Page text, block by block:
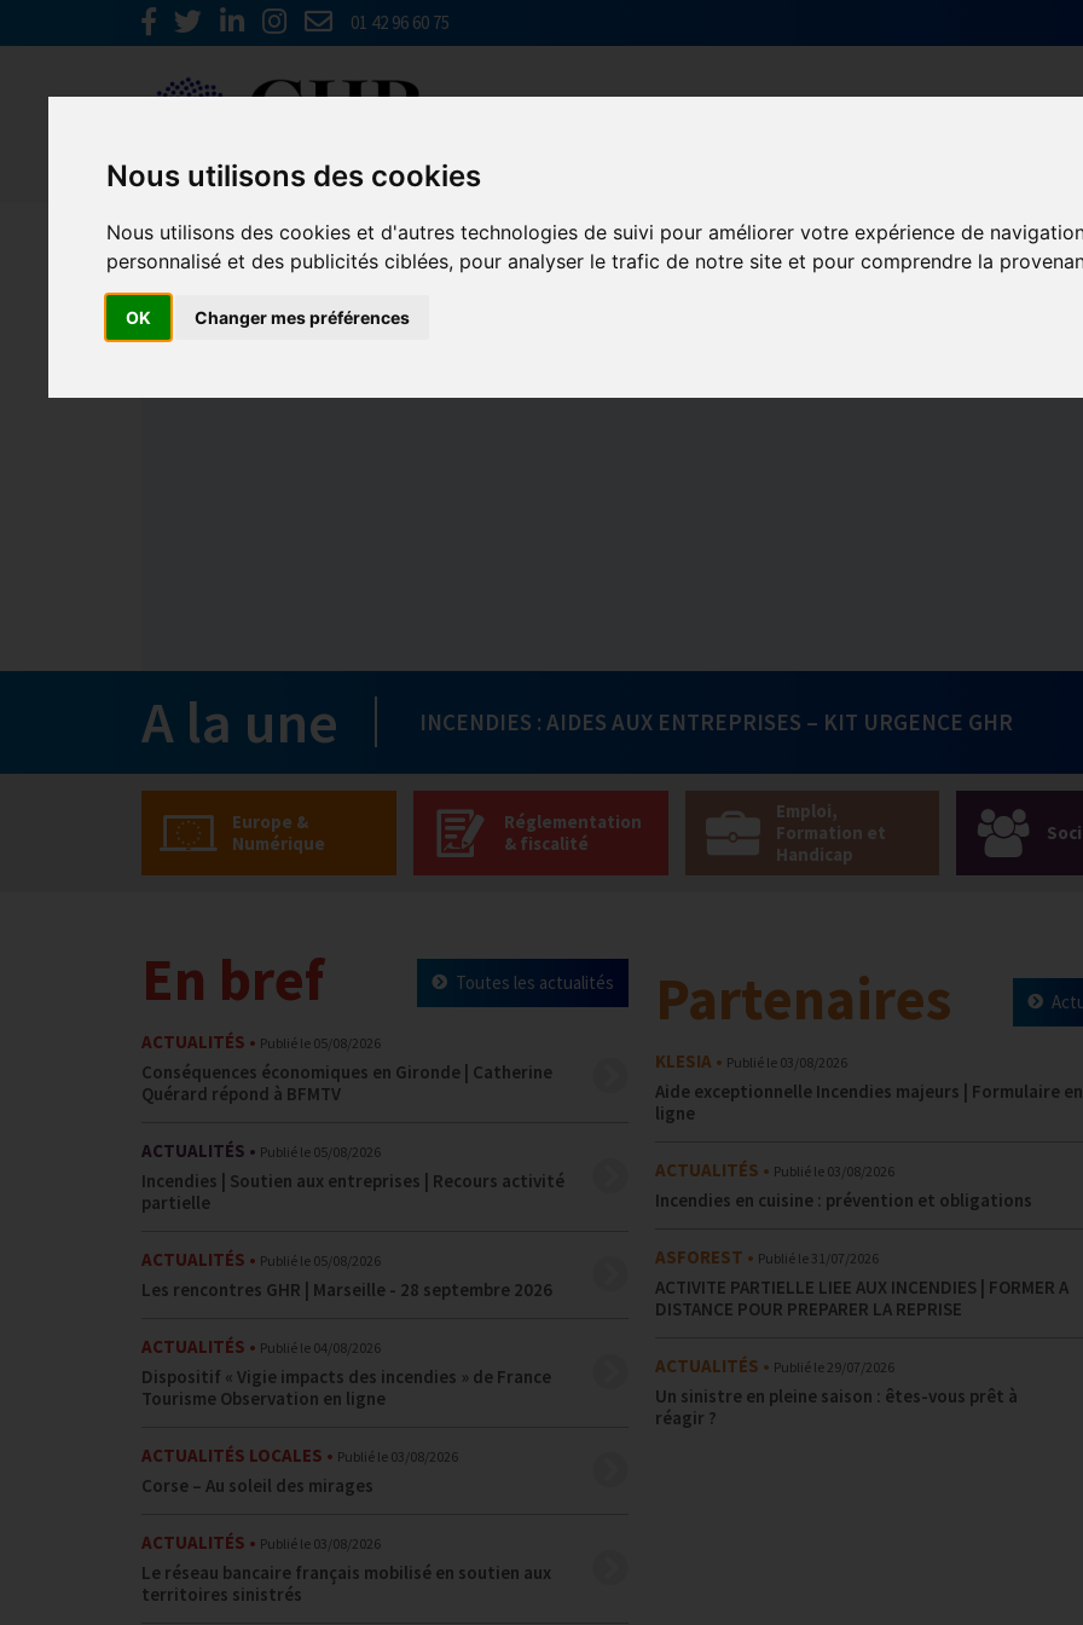
Nous utilisons des cookies
Nous utilisons des cookies et d'autres technologies de suivi pour améliorer votre expérience de
personnalisé et des publicités ciblées, pour analyser le trafic de notre site et pour comprendre la
OK Changer mes préférences
01 42 96 60 75
INCENDIES : AIDES AUX ENTREPRISES – KIT URGENCE GHR
A la une
Europe &
Numérique
Réglementation
& fiscalité
Emploi,
Formation et
Handicap
En bref Toutes les actualités
ACTUALITÉS Publié le 05/08/2026
Conséquences économiques en Gironde | Catherine
Quérard répond à BFMTV
ACTUALITÉS Publié le 05/08/2026
Incendies | Soutien aux entreprises | Recours activité
partielle
ACTUALITÉS Publié le 05/08/2026
Les rencontres GHR | Marseille - 28 septembre 2026
ACTUALITÉS Publié le 04/08/2026
Dispositif « Vigie impacts des incendies » de France
Tourisme Observation en ligne
ACTUALITÉS LOCALES Publié le 03/08/2026
Corse – Au soleil des mirages
ACTUALITÉS Publié le 03/08/2026
Le réseau bancaire français mobilisé en soutien aux
territoires sinistrés
Partenaires
KLESIA Publié le 03/08/2026
Aide exceptionnelle Incendies majeurs | Formulaire en
ligne
ACTUALITÉS Publié le 03/08/2026
Incendies en cuisine : prévention et obligations
ASFOREST Publié le 31/07/2026
ACTIVITE PARTIELLE LIEE AUX INCENDIES | FORMER A
DISTANCE POUR PREPARER LA REPRISE
ACTUALITÉS Publié le 29/07/2026
Un sinistre en pleine saison : êtes-vous prêt à
réagir ?